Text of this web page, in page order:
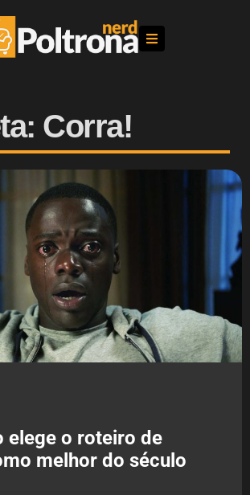
Corra!
elege o roteiro de
melhor do século